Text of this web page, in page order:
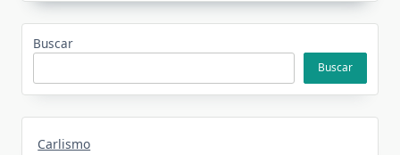
Buscar
Buscar
Carlismo